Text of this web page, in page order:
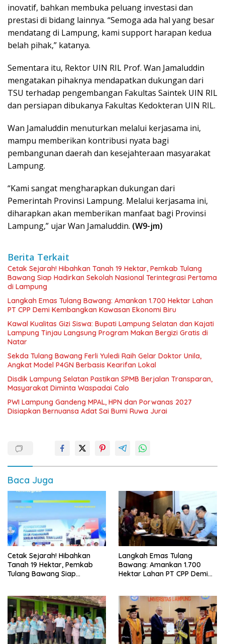
inovatif, bahkan membuka peluang investasi dan
prestasi di bidang lainnya. “Semoga ada hal yang besar
mendatang di Lampung, kami support harapan kedua
belah pihak,” katanya.
Sementara itu, Rektor UIN RIL Prof. Wan Jamaluddin
mengatakan pihaknya mendapatkan dukungan dari
TSU terhadap pengembangan Fakultas Saintek UIN RIL
dan persiapan dibukanya Fakultas Kedokteran UIN RIL.
Wan Jamaluddin menuturkan melalui kerjasama ini,
mampu memberikan kontribusi nyata bagi
pembangunan daerah dan kesejahteraan masyarakat
Lampung.
“Kami sangat mengharapkan dukungan dari
Pemerintah Provinsi Lampung. Melalui kerjasama ini,
diharapkan akan memberikan manfaat bagi Provinsi
Lampung,” ujar Wan Jamaluddin. (W9-jm)
Berita Terkait
Cetak Sejarah! Hibahkan Tanah 19 Hektar, Pemkab Tulang
Bawang Siap Hadirkan Sekolah Nasional Terintegrasi Pertama
di Lampung
Langkah Emas Tulang Bawang: Amankan 1.700 Hektar Lahan
PT CPP Demi Kembangkan Kawasan Ekonomi Biru
Kawal Kualitas Gizi Siswa: Bupati Lampung Selatan dan Kajati
Lampung Tinjau Langsung Program Makan Bergizi Gratis di
Natar
Sekda Tulang Bawang Ferli Yuledi Raih Gelar Doktor Unila,
Angkat Model P4GN Berbasis Kearifan Lokal
Disdik Lampung Selatan Pastikan SPMB Berjalan Transparan,
Masyarakat Diminta Waspadai Calo
PWI Lampung Gandeng MPAL, HPN dan Porwanas 2027
Disiapkan Bernuansa Adat Sai Bumi Ruwa Jurai
Baca Juga
Cetak Sejarah! Hibahkan
Tanah 19 Hektar, Pemkab
Tulang Bawang Siap
Lampung
Langkah Emas Tulang
Bawang: Amankan 1.700
Hektar Lahan PT CPP Demi